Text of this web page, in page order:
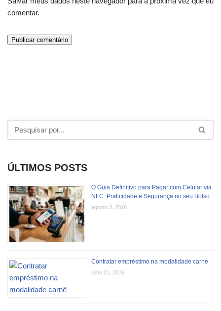
comentar.
ÚLTIMOS POSTS
O Guia Definitivo para Pagar com Celular via
NFC: Praticidade e Segurança no seu Bolso
agosto 3, 2026
Contratar empréstimo na modalidade carnê
julho 21, 2026